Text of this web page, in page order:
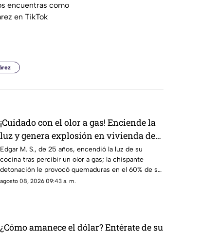
encuentras como
en TikTok
¡Cuidado con el olor a gas! Enciende la
luz y genera explosión en vivienda de
Ciudad Juárez
Edgar M. S., de 25 años, encendió la luz de su
cocina tras percibir un olor a gas; la chispante
detonación le provocó quemaduras en el 60% de su
cuerpo.
agosto 08, 2026 09:43 a. m.
¿Cómo amanece el dólar? Entérate de su